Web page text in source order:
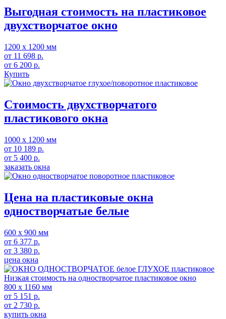
Выгодная стоимость на пластиковое
двухстворчатое окно
1200 х 1200 мм
от 11 698 р.
от 6 200 р.
Купить
Стоимость двухстворчатого
пластикового окна
1000 х 1200 мм
от 10 189 р.
от 5 400 р.
заказать окна
Цена на пластиковые окна
одностворчатые белые
600 х 900 мм
от 6 377 р.
от 3 380 р.
цена окна
Низкая стоимость на одностворчатое пластиковое окно
800 x 1160 мм
от 5 151 р.
от 2 730 р.
купить окна